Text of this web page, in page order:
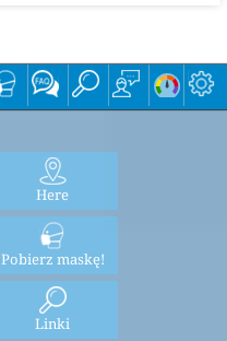
Here
Pobierz maskę!
Linki